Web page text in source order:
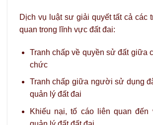
Dịch vụ luật sư giải quyết tất cả các
quan trong lĩnh vực đất đai:
Tranh chấp về quyền sử đất giữa
chức
Tranh chấp giữa người sử dụng
quản lý đất đai
Khiếu nại, tố cáo liên quan đến